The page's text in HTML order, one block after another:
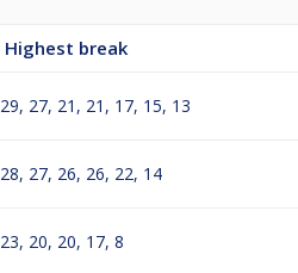
Highest break
29, 27, 21, 21, 17, 15, 13
28, 27, 26, 26, 22, 14
23, 20, 20, 17, 8